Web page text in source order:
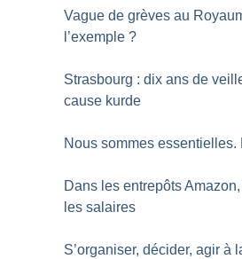
Vague de grèves au
l’exemple ?
Strasbourg : dix ans de
cause kurde
Nous sommes essentielles.
Dans les entrepôts
les salaires
S’organiser, décider, agir à